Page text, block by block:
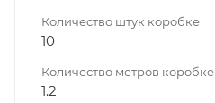
Количество штук коробке
10
Количество метров коробке
1.2